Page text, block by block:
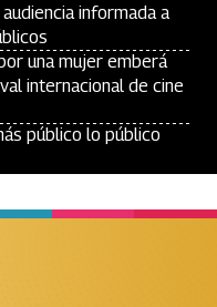
informada a
una mujer emberá
internacional de cine
público lo público